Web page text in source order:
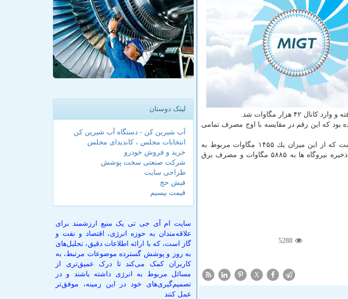
هزار مگاوات شد.
۴۹ دقیقه ظهر روز گذشته به ۴۲ هزار و ۷۹۸ مگاوات رسیده بود كه این رقم در مقایسه با اوج مصرف تمامی
برق بوده است. همین طور در روز گذشته میزان ذخیره نیروگاه ها به ۵۸۸۵ مگاوات و مصرف برق
5288
X
لینک دوستان
آب شیرین کن - دستگاه آب شیرین کن
انتخابات مجلس ، کاندیدای مجلس
خرید و فروش خودرو
شرکت صنعتی سخت پوشش
طراحی سایت
فیش حج
قیمت بیسیم
سایت ام آی جی تی یک منبع ارزشمند برای
علاقه‌مندان به حوزه انرژی، اقتصاد و نفت و
گاز است، که با ارائه اطلاعات دقیق، تحلیل‌های
به روز و پوشش گسترده موضوعات مرتبط، به
کاربران کمک می‌کند تا درک عمیق‌تری از
مسائل مربوط به انرژی داشته باشند و در
تصمیم‌گیری‌های خود در این زمینه، موفق‌تر
عمل کنند